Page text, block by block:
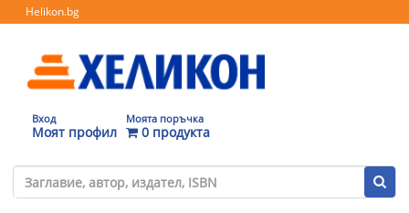
Helikon.bg
Вход
Моят профил
Моята поръчка
0 продукта